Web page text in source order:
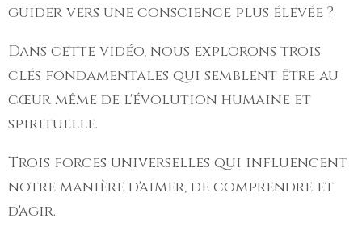
guider vers une conscience plus élevée ?
Dans cette vidéo, nous explorons trois
clés fondamentales qui semblent être au
cœur même de l'évolution humaine et
spirituelle.
Trois forces universelles qui influencent
notre manière d'aimer, de comprendre et
d'agir.